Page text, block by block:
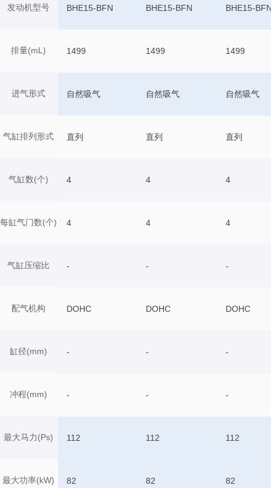
发动机型号
排量(mL)
进气形式
气缸排列形式
气缸数(个)
每缸气门数(个)
气缸压缩比
配气机构
缸径(mm)
冲程(mm)
最大马力(Ps)
最大功率(kW)
BHE15-BFN BHE15-BFN BHE15-
1499 1499 1499
自然吸气 自然吸气 自然吸气
直列 直列 直列
4 4 4
4 4 4
- - -
DOHC DOHC DOHC
- - -
- - -
112 112 112
82 82 82